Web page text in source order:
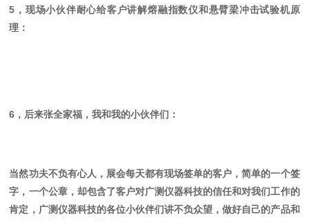
5，现场小伙伴耐心给客户讲解熔融指数仪和悬臂梁冲击试验机原
理：
6，后来张全家福，我和我的小伙伴们：
当然功夫不负有心人，展会每天都有现场签单的客户，简单的一个签
字，一个公章，却包含了客户对广测仪器科技的信任和对我们工作的
肯定，广测仪器科技的各位小伙伴们讲不负众望，做好自己的产品和